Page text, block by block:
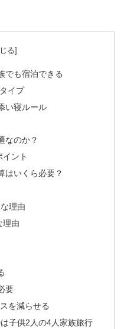
でも宿泊できる
イプ
い寝ルール
なのか？
ント
はいくら必要？
理由
理由
要
を減らせる
子供2人の4人家族旅行